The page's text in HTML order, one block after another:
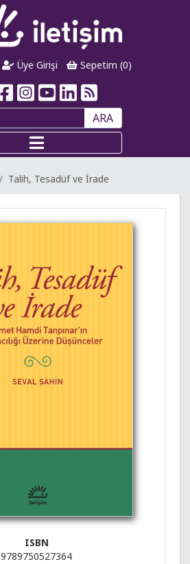
Üye Girişi Sepetim (0)
ARA
Talih, Tesadüf ve İrade
ISBN
9789750527364